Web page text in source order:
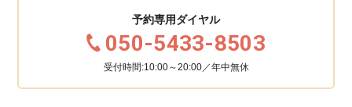
予約専用ダイヤル
050-5433-8503
受付時間:10:00～20:00／年中無休